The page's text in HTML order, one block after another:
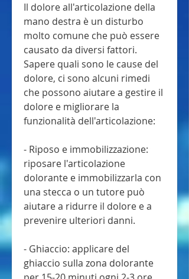
Il dolore all'articolazione della
mano destra è un disturbo
molto comune che può essere
causato da diversi fattori.
Sapere quali sono le cause del
dolore, ci sono alcuni rimedi
che possono aiutare a gestire il
dolore e migliorare la
funzionalità dell'articolazione:
- Riposo e immobilizzazione:
riposare l'articolazione
dolorante e immobilizzarla con
una stecca o un tutore può
aiutare a ridurre il dolore e a
prevenire ulteriori danni.
- Ghiaccio: applicare del
ghiaccio sulla zona dolorante